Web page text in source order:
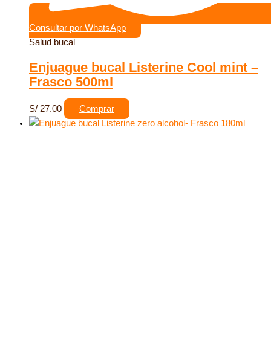
Consultar por WhatsApp
Salud bucal
Enjuague bucal Listerine Cool mint –
Frasco 500ml
S/ 27.00 Comprar